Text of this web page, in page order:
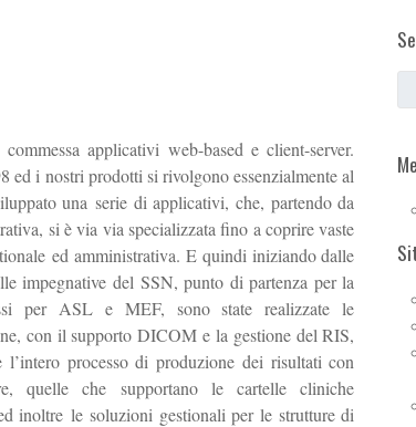
applicativi web-based e client-server.
ed i nostri prodotti si rivolgono essenzialmente al
una serie di applicativi, che, partendo da
si è via via specializzata fino a coprire vaste
ed amministrativa. E quindi iniziando dalle
impegnative del SSN, punto di partenza per la
per ASL e MEF, sono state realizzate le
con il supporto DICOM e la gestione del RIS,
processo di produzione dei risultati con
quelle che supportano le cartelle cliniche
inoltre le soluzioni gestionali per le strutture di